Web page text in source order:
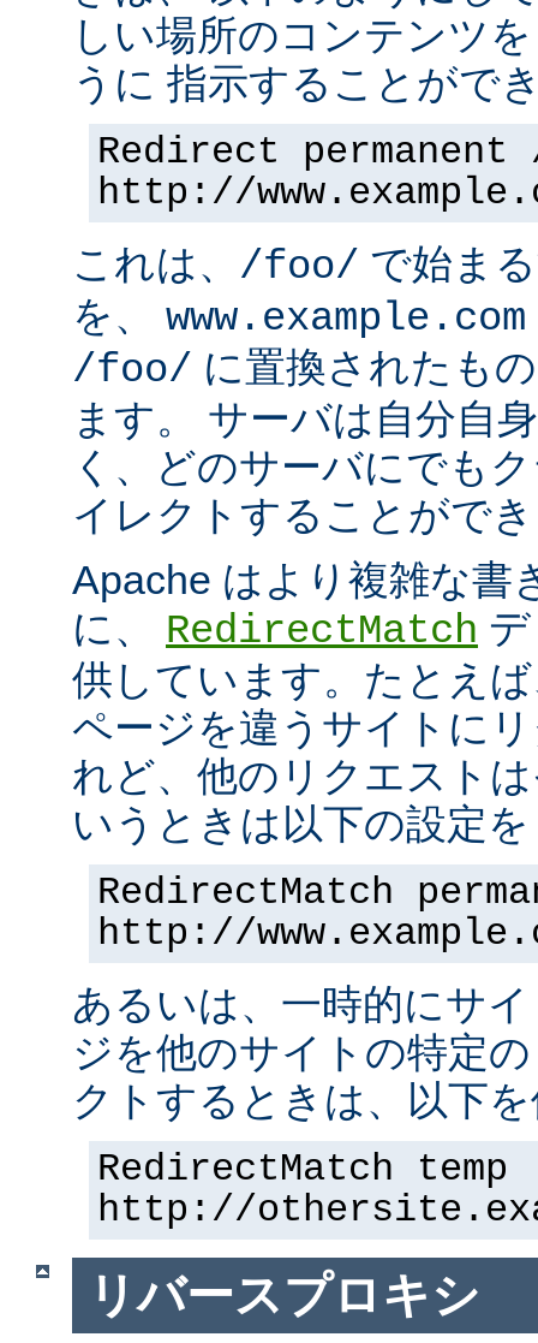
しい場所のコンテンツ
うに 指示することがで
Redirect
http://
これは、 /foo/ で始ま
を、 www.example.com
/foo/ に置換されたも
ます。 サーバは自分自
く、どのサーバにでも
イレクトすることがで
Apache はより複雑な書
に、 RedirectMatch
供しています。たとえ
ページを違うサイトに
れど、他のリクエスト
いうときは以下の設定
RedirectMatch
http://
あるいは、一時的にサ
ジを他のサイトの特定
クトするときは、以下
RedirectMatch
http://
リバースプロキシ